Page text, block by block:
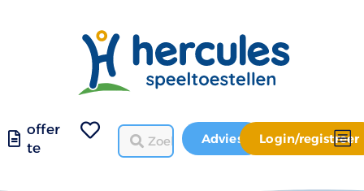
offer
te
Advies Login/registreer